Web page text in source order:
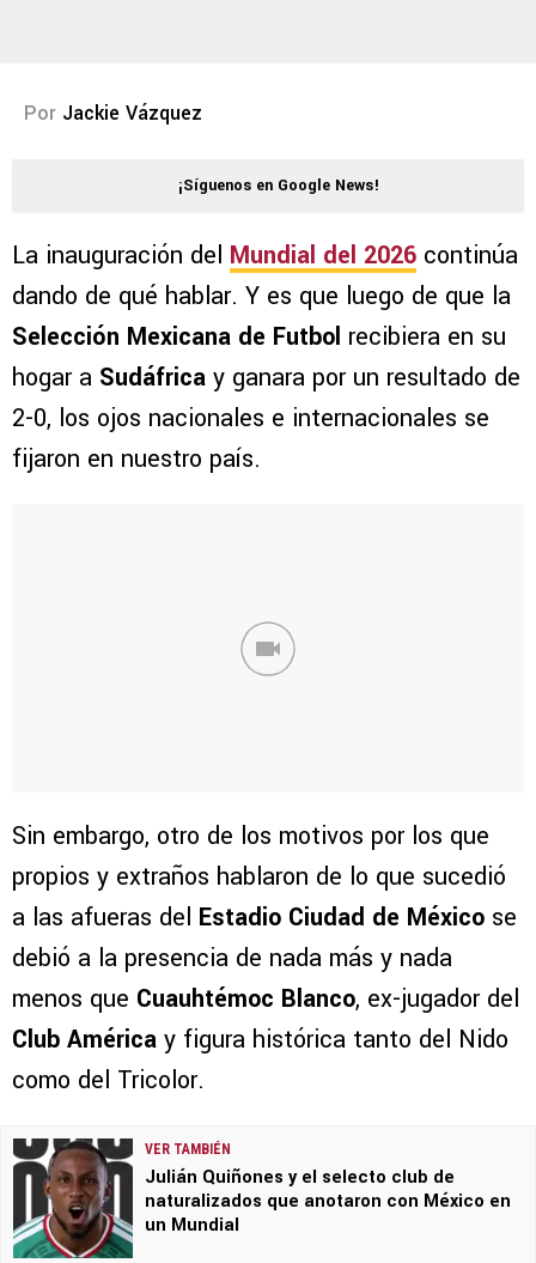
Por Jackie Vázquez
¡Síguenos en Google News!
La inauguración del Mundial del 2026 continúa
dando de qué hablar. Y es que luego de que la
Selección Mexicana de Futbol recibiera en su
hogar a Sudáfrica y ganara por un resultado de
2-0, los ojos nacionales e internacionales se
fijaron en nuestro país.
Sin embargo, otro de los motivos por los que
propios y extraños hablaron de lo que sucedió
a las afueras del Estadio Ciudad de México se
debió a la presencia de nada más y nada
menos que Cuauhtémoc Blanco, ex-jugador del
Club América y figura histórica tanto del Nido
como del Tricolor.
VER TAMBIÉN
Julián Quiñones y el selecto club de
naturalizados que anotaron con México en
un Mundial